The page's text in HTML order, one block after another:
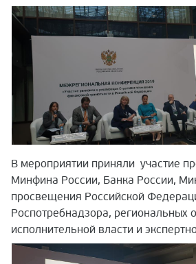
В мероприятии приняли участие
Минфина России, Банка России,
просвещения Российской
Роспотребнадзора, региональных
исполнительной власти и